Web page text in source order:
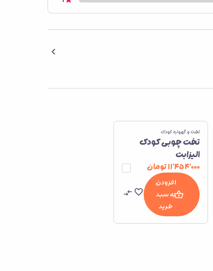
تخت و گهواره کودک
تخت چوبی کودک
الیزابت
۱۱٬۴۵۴٬۰۰۰تومان
افزودن
به سبد
خرید